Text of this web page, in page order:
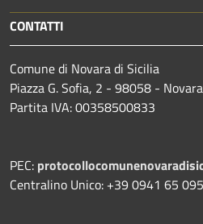
CONTATTI
Comune di Novara di Sicilia
Piazza G. Sofia, 2 - 98058 -
Partita IVA: 00358500833
PEC:
Centralino Unico: +39 0941 65